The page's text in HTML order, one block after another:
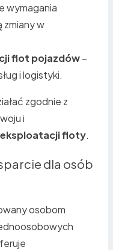
wymagania
zmiany w
flot pojazdów–
i logistyki.
zgodnie z
i
floty.
dla osób
osobom